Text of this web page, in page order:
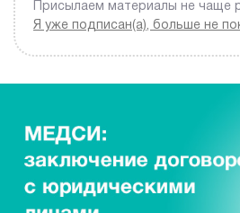
Присылаем материалы не чаще
Я уже подписан(а), больше не